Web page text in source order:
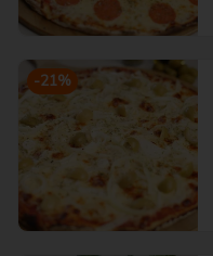
-21%